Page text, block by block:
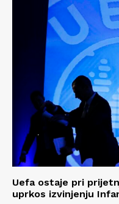
Uefa ostaje pri
uprkos izvinjenju